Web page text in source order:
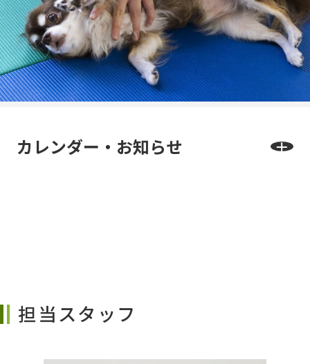
カレンダー・お知らせ
担当スタッフ